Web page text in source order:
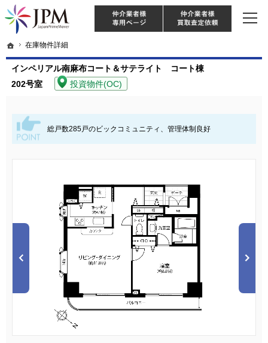
ホーム
在庫物件詳細
東京・神奈川・埼玉・千葉のリノベーション住宅や中古マンションを手がける会
【物件買取強化中！】リノベーション住宅・不動産・中古マンションならJPM
インペリアル南麻布コート＆サテライト コート棟
202号室
投資物件(OC)
総戸数285戸のビックコミュニティ、管理体制良好
ホーム
在庫物件詳細